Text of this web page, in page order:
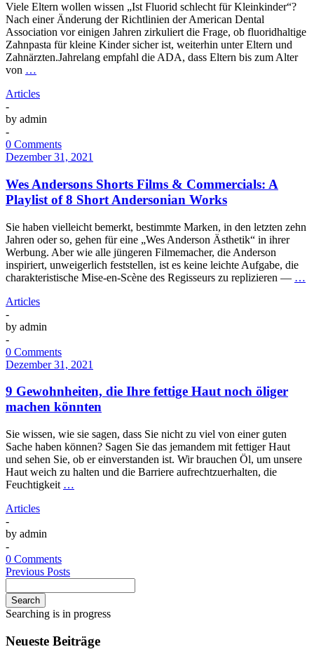
Viele Eltern wollen wissen „Ist Fluorid schlecht für Kleinkinder“?
Nach einer Änderung der Richtlinien der American Dental
Association vor einigen Jahren zirkuliert die Frage, ob fluoridhaltige
Zahnpasta für kleine Kinder sicher ist, weiterhin unter Eltern und
Zahnärzten.Jahrelang empfahl die ADA, dass Eltern bis zum Alter
von …
Articles
-
by admin
-
0 Comments
Dezember 31, 2021
Wes Andersons Shorts Films & Commercials: A
Playlist of 8 Short Andersonian Works
Sie haben vielleicht bemerkt, bestimmte Marken, in den letzten zehn
Jahren oder so, gehen für eine „Wes Anderson Ästhetik“ in ihrer
Werbung. Aber wie alle jüngeren Filmemacher, die Anderson
inspiriert, unweigerlich feststellen, ist es keine leichte Aufgabe, die
charakteristische Mise-en-Scène des Regisseurs zu replizieren — …
Articles
-
by admin
-
0 Comments
Dezember 31, 2021
9 Gewohnheiten, die Ihre fettige Haut noch öliger
machen könnten
Sie wissen, wie sie sagen, dass Sie nicht zu viel von einer guten
Sache haben können? Sagen Sie das jemandem mit fettiger Haut
und sehen Sie, ob er einverstanden ist. Wir brauchen Öl, um unsere
Haut weich zu halten und die Barriere aufrechtzuerhalten, die
Feuchtigkeit …
Articles
-
by admin
-
0 Comments
Previous Posts
Search
Searching is in progress
Neueste Beiträge